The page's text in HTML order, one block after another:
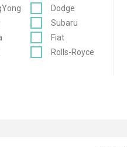
Dodge
Subaru
Fiat
Rolls-Royce